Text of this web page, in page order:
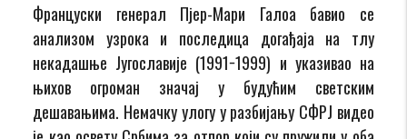
Француски генерал Пјер-Мари Галоа бавио се
анализом узрока и последица догађаја на тлу
некадашње Југославије (1991−1999) и указивао на
њихов огроман значај у будућим светским
дешавањима. Немачку улогу у разбијању СФРЈ видео